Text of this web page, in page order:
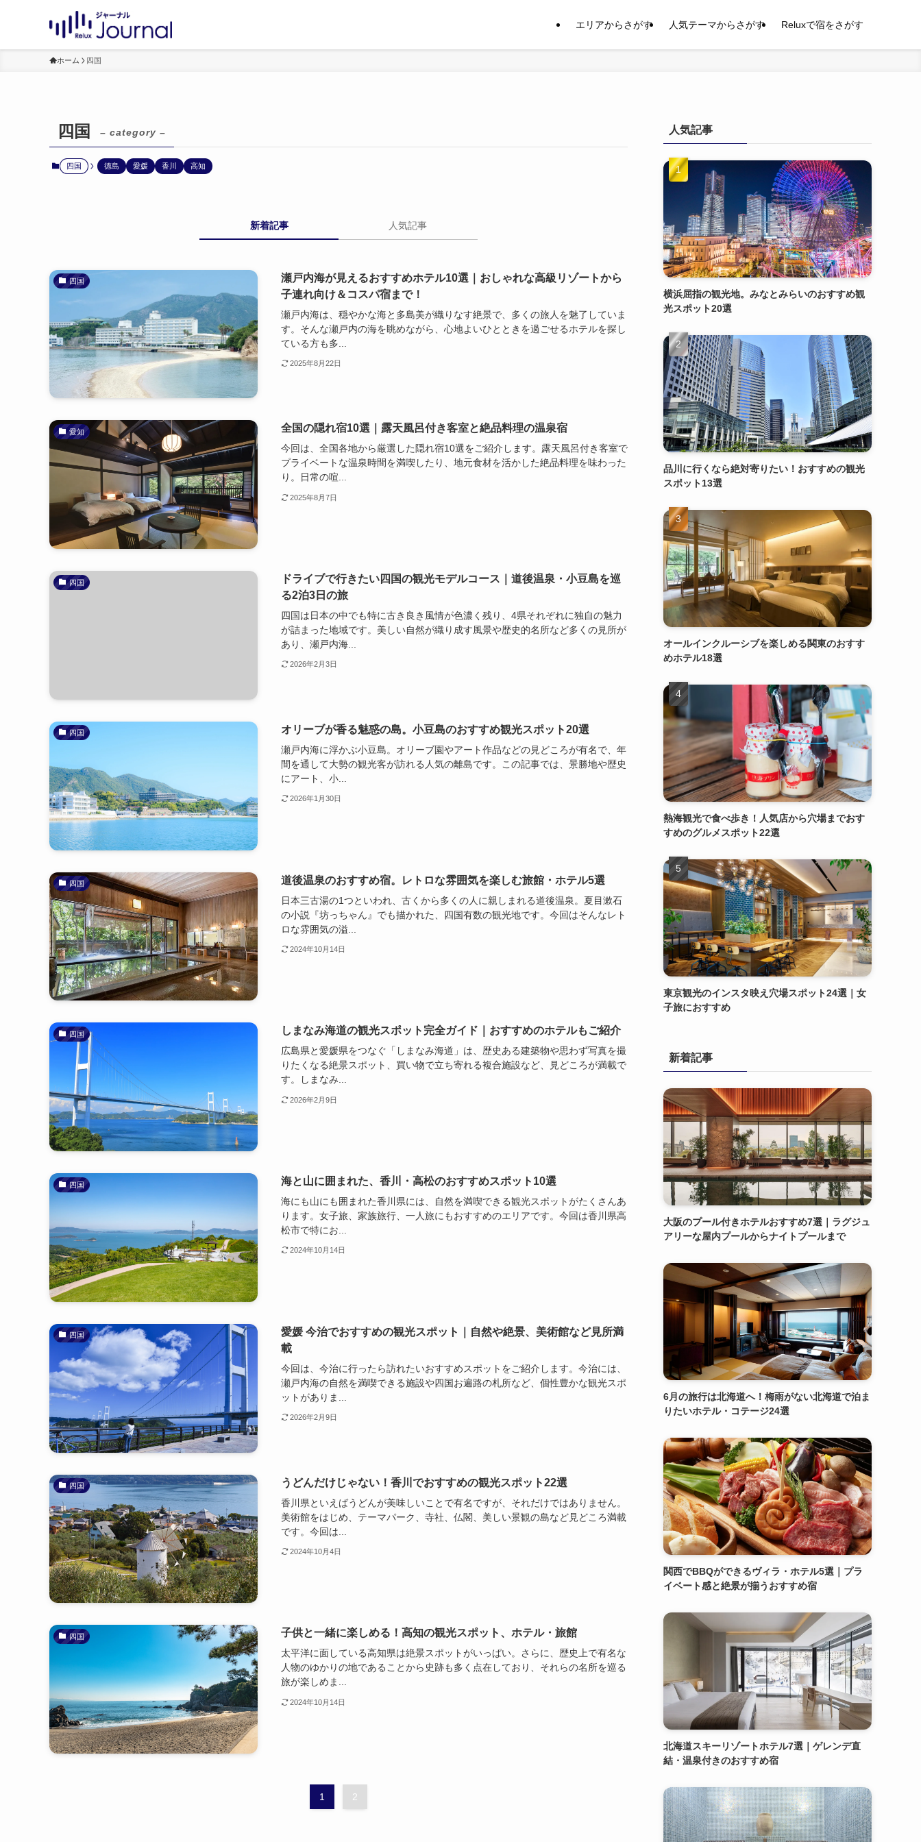
エリアからさがす 人気テーマからさがす Reluxで宿をさがす
ホーム 四国
四国 – category –
四国 徳島 愛媛 香川 高知
新着記事 人気記事
四国
瀬戸内海が見えるおすすめホテル10選｜おしゃれな高級リゾートから
子連れ向け＆コスパ宿まで！
瀬戸内海は、穏やかな海と多島美が織りなす絶景で、多くの旅人を魅了していま
す。そんな瀬戸内の海を眺めながら、心地よいひとときを過ごせるホテルを探し
ている方も多...
2025年8月22日
愛知 全国の隠れ宿10選｜露天風呂付き客室と絶品料理の温泉宿
今回は、全国各地から厳選した隠れ宿10選をご紹介します。露天風呂付き客室で
プライベートな温泉時間を満喫したり、地元食材を活かした絶品料理を味わった
り。日常の喧...
2025年8月7日
四国
ドライブで行きたい四国の観光モデルコース｜道後温泉・小豆島を巡
る2泊3日の旅
四国は日本の中でも特に古き良き風情が色濃く残り、4県それぞれに独自の魅力
が詰まった地域です。美しい自然が織り成す風景や歴史的名所など多くの見所が
あり、瀬戸内海...
2026年2月3日
四国 オリーブが香る魅惑の島。小豆島のおすすめ観光スポット20選
瀬戸内海に浮かぶ小豆島。オリーブ園やアート作品などの見どころが有名で、年
間を通して大勢の観光客が訪れる人気の離島です。この記事では、景勝地や歴史
にアート、小...
2026年1月30日
四国 道後温泉のおすすめ宿。レトロな雰囲気を楽しむ旅館・ホテル5選
日本三古湯の1つといわれ、古くから多くの人に親しまれる道後温泉。夏目漱石
の小説『坊っちゃん』でも描かれた、四国有数の観光地です。今回はそんなレト
ロな雰囲気の溢...
2024年10月14日
四国 しまなみ海道の観光スポット完全ガイド｜おすすめのホテルもご紹介
広島県と愛媛県をつなぐ「しまなみ海道」は、歴史ある建築物や思わず写真を撮
りたくなる絶景スポット、買い物で立ち寄れる複合施設など、見どころが満載で
す。しまなみ...
2026年2月9日
四国 海と山に囲まれた、香川・高松のおすすめスポット10選
海にも山にも囲まれた香川県には、自然を満喫できる観光スポットがたくさんあ
ります。女子旅、家族旅行、一人旅にもおすすめのエリアです。今回は香川県高
松市で特にお...
2024年10月14日
四国
愛媛 今治でおすすめの観光スポット｜自然や絶景、美術館など見所満
載
今回は、今治に行ったら訪れたいおすすめスポットをご紹介します。今治には、
瀬戸内海の自然を満喫できる施設や四国お遍路の札所など、個性豊かな観光スポ
ットがありま...
2026年2月9日
四国 うどんだけじゃない！香川でおすすめの観光スポット22選
香川県といえばうどんが美味しいことで有名ですが、それだけではありません。
美術館をはじめ、テーマパーク、寺社、仏閣、美しい景観の島など見どころ満載
です。今回は...
2024年10月4日
四国 子供と一緒に楽しめる！高知の観光スポット、ホテル・旅館
太平洋に面している高知県は絶景スポットがいっぱい。さらに、歴史上で有名な
人物のゆかりの地であることから史跡も多く点在しており、それらの名所を巡る
旅が楽しめま...
2024年10月14日
1 2
人気記事
横浜屈指の観光地。みなとみらいのおすすめ観
光スポット20選
品川に行くなら絶対寄りたい！おすすめの観光
スポット13選
オールインクルーシブを楽しめる関東のおすす
めホテル18選
熱海観光で食べ歩き！人気店から穴場までおす
すめのグルメスポット22選
東京観光のインスタ映え穴場スポット24選｜女
子旅におすすめ
新着記事
大阪のプール付きホテルおすすめ7選｜ラグジュ
アリーな屋内プールからナイトプールまで
6月の旅行は北海道へ！梅雨がない北海道で泊ま
りたいホテル・コテージ24選
関西でBBQができるヴィラ・ホテル5選｜プラ
イベート感と絶景が揃うおすすめ宿
北海道スキーリゾートホテル7選｜ゲレンデ直
結・温泉付きのおすすめ宿